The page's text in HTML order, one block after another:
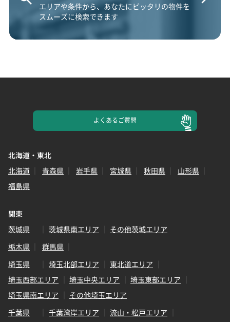
エリアや条件から、あなたにピッタリの物件を
スムーズに検索できます
よくあるご質問
北海道・東北
北海道
青森県 岩手県 宮城県 秋田県
山形県
福島県
関東
茨城県
茨城県南エリア
その他茨城エリア
栃木県
群馬県
埼玉県
埼玉北部エリア
東北道エリア
埼玉西部エリア
埼玉中央エリア
埼玉東部エリア
埼玉県南エリア
その他埼玉エリア
千葉県
千葉湾岸エリア
流山・松戸エリア